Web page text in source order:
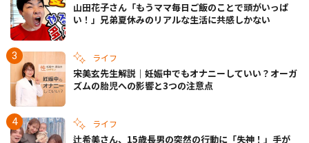
山田花子さん「もうママ毎日ご飯のことで頭がいっぱ
い！」兄弟夏休みのリアルな生活に共感しかない
ライフ
宋美玄先生解説｜妊娠中でもオナニーしていい？オーガ
ズムの胎児への影響と3つの注意点
ライフ
辻希美さん、15歳長男の突然の行動に「失神！」手が